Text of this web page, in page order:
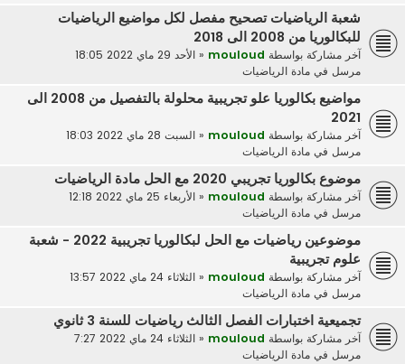
شعبة الرياضيات تصحيح مفصل لكل مواضيع الرياضيات
للبكالوريا من 2008 الى 2018
آخر مشاركة بواسطة mouloud
« الأحد 29 ماي 2022 18:05
مرسل في مادة الرياضيات
مواضيع بكالوريا علو تجريبية محلولة بالتفصيل من 2008 الى
2021
آخر مشاركة بواسطة mouloud
« السبت 28 ماي 2022 18:03
مرسل في مادة الرياضيات
موضوع بكالوريا تجريبي 2020 مع الحل مادة الرياضيات
آخر مشاركة بواسطة mouloud
« الأربعاء 25 ماي 2022 12:18
مرسل في مادة الرياضيات
موضوعين رياضيات مع الحل لبكالوريا تجريبية 2022 - شعبة
علوم تجريبية
آخر مشاركة بواسطة mouloud
« الثلاثاء 24 ماي 2022 13:57
مرسل في مادة الرياضيات
تجميعية اختبارات الفصل الثالث رياضيات للسنة 3 ثانوي
آخر مشاركة بواسطة mouloud
« الثلاثاء 24 ماي 2022 7:27
مرسل في مادة الرياضيات